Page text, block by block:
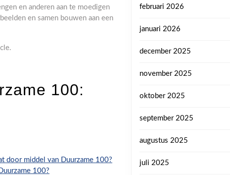
en anderen aan te moedigen
en samen bouwen aan een
100:
door middel van Duurzame 100?
100?
februari 2026
januari 2026
december 2025
november 2025
oktober 2025
september 2025
augustus 2025
juli 2025